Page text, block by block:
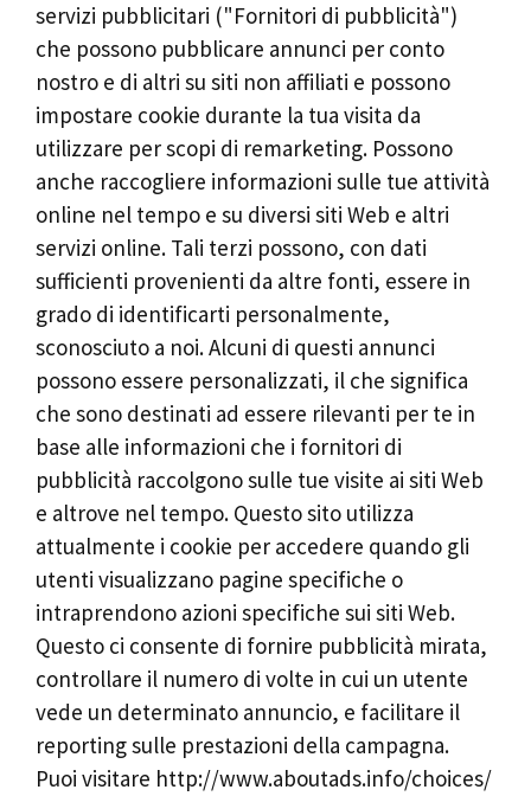
servizi pubblicitari ("Fornitori di pubblicità")
che possono pubblicare annunci per conto
nostro e di altri su siti non affiliati e possono
impostare cookie durante la tua visita da
utilizzare per scopi di remarketing. Possono
anche raccogliere informazioni sulle tue attività
online nel tempo e su diversi siti Web e altri
servizi online. Tali terzi possono, con dati
sufficienti provenienti da altre fonti, essere in
grado di identificarti personalmente,
sconosciuto a noi. Alcuni di questi annunci
possono essere personalizzati, il che significa
che sono destinati ad essere rilevanti per te in
base alle informazioni che i fornitori di
pubblicità raccolgono sulle tue visite ai siti Web
e altrove nel tempo. Questo sito utilizza
attualmente i cookie per accedere quando gli
utenti visualizzano pagine specifiche o
intraprendono azioni specifiche sui siti Web.
Questo ci consente di fornire pubblicità mirata,
controllare il numero di volte in cui un utente
vede un determinato annuncio, e facilitare il
reporting sulle prestazioni della campagna.
Puoi visitare http://www.aboutads.info/choices/